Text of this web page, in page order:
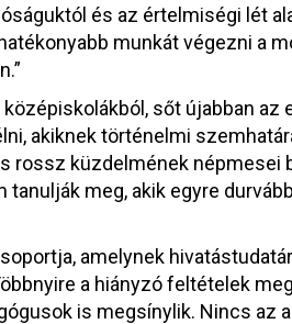
és az értelmiségi lét
munkát végezni a
sőt újabban az
akiknek történelmi
rossz küzdelmének népmesei
meg, akik egyre
amelynek
a hiányzó feltételek
is megsínylik. Nincs az